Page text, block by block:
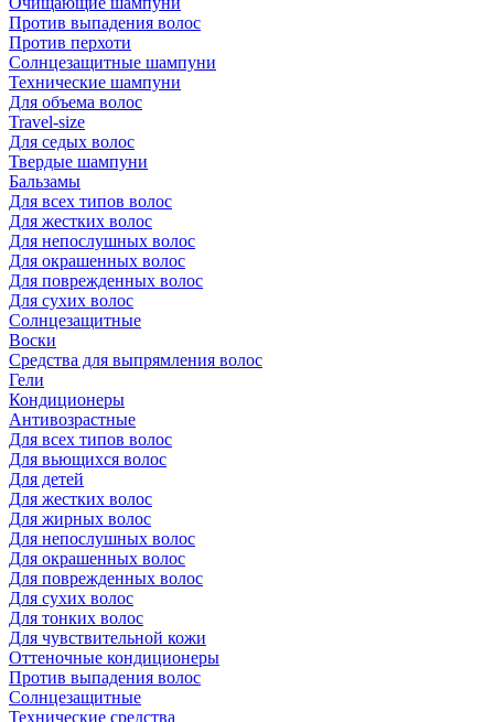
Против выпадения волос
Против перхоти
Солнцезащитные шампуни
Технические шампуни
Для объема волос
Travel-size
Для седых волос
Твердые шампуни
Бальзамы
Для всех типов волос
Для жестких волос
Для непослушных волос
Для окрашенных волос
Для поврежденных волос
Для сухих волос
Солнцезащитные
Воски
Средства для выпрямления волос
Гели
Кондиционеры
Антивозрастные
Для всех типов волос
Для вьющихся волос
Для детей
Для жестких волос
Для жирных волос
Для непослушных волос
Для окрашенных волос
Для поврежденных волос
Для сухих волос
Для тонких волос
Для чувствительной кожи
Оттеночные кондиционеры
Против выпадения волос
Солнцезащитные
Технические средства